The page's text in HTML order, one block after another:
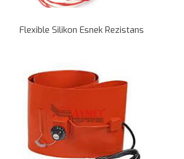
Flexible Silikon Esnek Rezistans